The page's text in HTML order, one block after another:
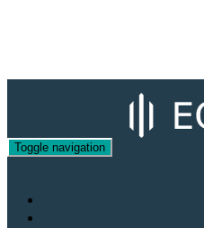
Toggle navigation